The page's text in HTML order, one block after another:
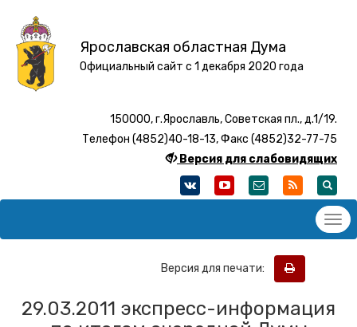
Ярославская областная Дума
Официальный сайт с 1 декабря 2020 года
150000, г.Ярославль, Советская пл., д.1/19.
Телефон (4852)40-18-13, Факс (4852)32-77-75
Версия для слабовидящих
Версия для печати:
29.03.2011 экспресс-информация